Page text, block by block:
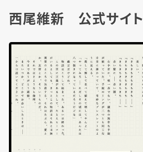
西尾維新 公式サイト